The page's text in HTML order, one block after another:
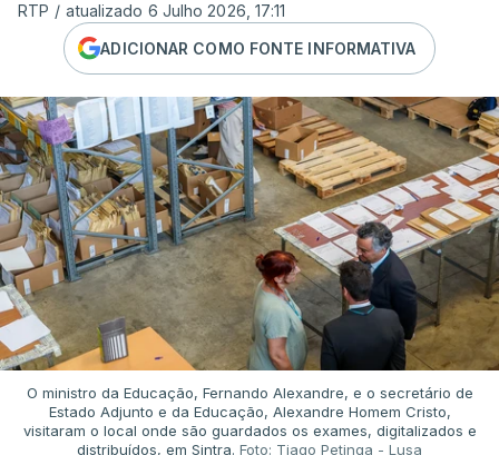
RTP / atualizado 6 Julho 2026, 17:11
ADICIONAR COMO FONTE INFORMATIVA
O ministro da Educação, Fernando Alexandre, e o secretário de
Estado Adjunto e da Educação, Alexandre Homem Cristo,
visitaram o local onde são guardados os exames, digitalizados e
distribuídos, em Sintra. Foto: Tiago Petinga - Lusa